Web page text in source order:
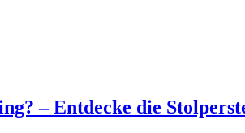
– Entdecke die